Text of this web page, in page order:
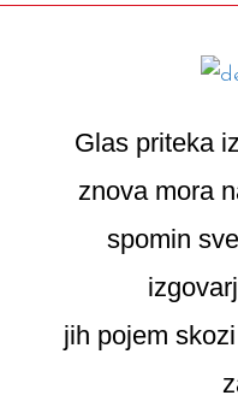
Glas priteka
znova mora
spomin
jih pojem